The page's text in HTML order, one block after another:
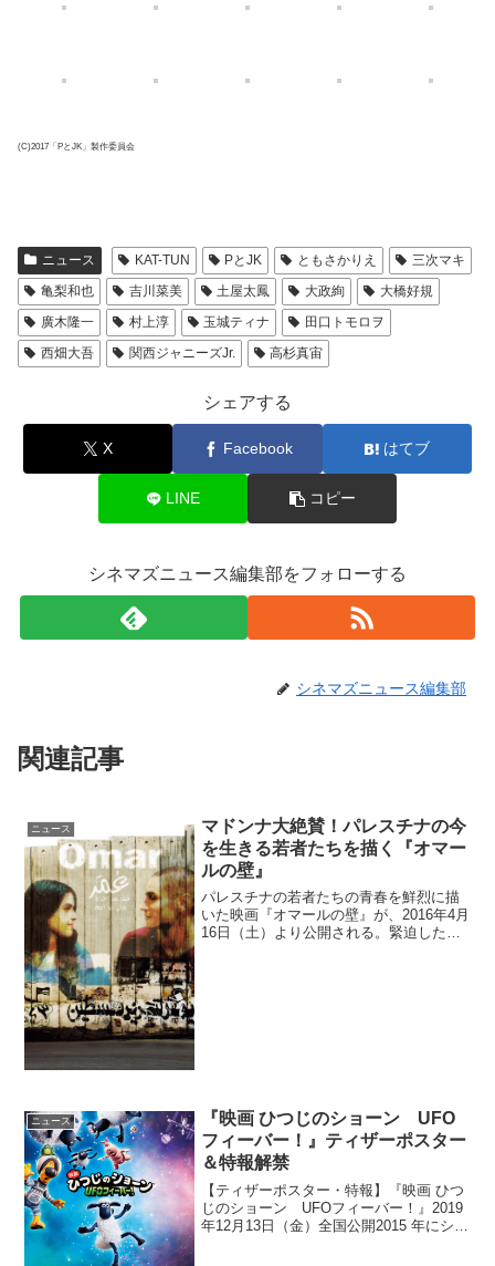
(C)2017「PとJK」製作委員会
ニュース KAT-TUN PとJK ともさかりえ
三次マキ
亀梨和也
吉川菜美 土屋太鳳 大政絢
大橋好規
廣木隆一
村上淳 玉城ティナ
田口トモロヲ
西畑大吾
関西ジャニーズJr. 高杉真宙
シェアする
X Facebook はてブ
LINE コピー
シネマズニュース編集部をフォローする
シネマズニュース編集部
関連記事
ニュース
マドンナ大絶賛！パレスチナの今
を生きる若者たちを描く『オマー
ルの壁』
パレスチナの若者たちの青春を鮮烈に描
いた映画『オマールの壁』が、2016年4月
16日（土）より公開される。緊迫した情
ニュース
『映画 ひつじのショーン UFO
フィーバー！』ティザーポスター
＆特報解禁
【ティザーポスター・特報】『映画 ひつ
じのショーン UFOフィーバー！』2019
年12月13日（金）全国公開2015 年にシリ